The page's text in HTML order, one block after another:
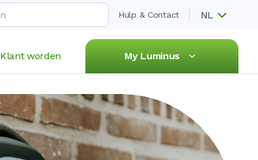
Hulp & Contact NL
Klant worden My Luminus